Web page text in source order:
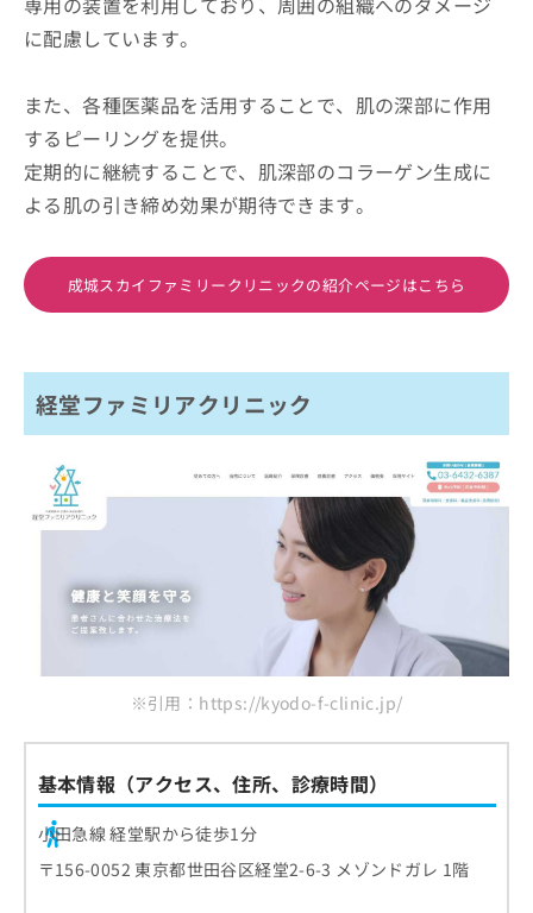
に配慮しています。
また、各種医薬品を活用することで、肌の深部に作用
するピーリングを提供。
定期的に継続することで、肌深部のコラーゲン生成に
よる肌の引き締め効果が期待できます。
成城スカイファミリークリニックの紹介ページはこちら
経堂ファミリアクリニック
※引用：https://kyodo-f-clinic.jp/
基本情報（アクセス、住所、診療時間）
小田急線 経堂駅から徒歩1分
〒156-0052 東京都世田谷区経堂2-6-3 メゾンドガレ 1階